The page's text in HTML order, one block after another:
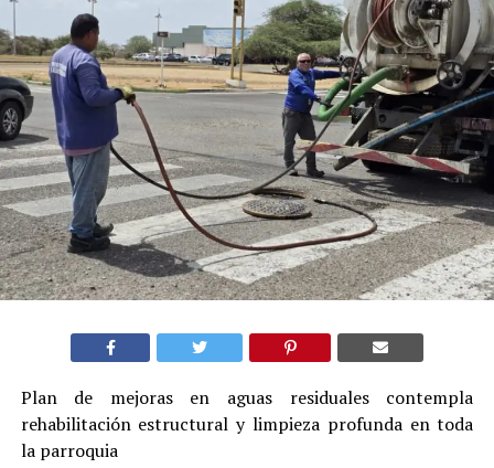
Plan de mejoras en aguas residuales contempla
rehabilitación estructural y limpieza profunda en toda
la parroquia